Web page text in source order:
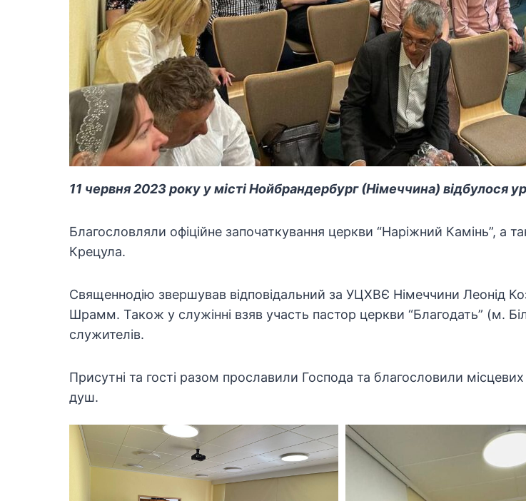
11 червня 2023 року у місті Нойбрандербург (Німеччина) відбулося
Благословляли офіційне започаткування церкви “Наріжний Камінь”, а
Крецула.
Священнодію звершував відповідальний за УЦХВЄ Німеччини Леонід
Шрамм. Також у служінні взяв участь пастор церкви “Благодать” (м.
служителів.
Присутні та гості разом прославили Господа та благословили
душ.